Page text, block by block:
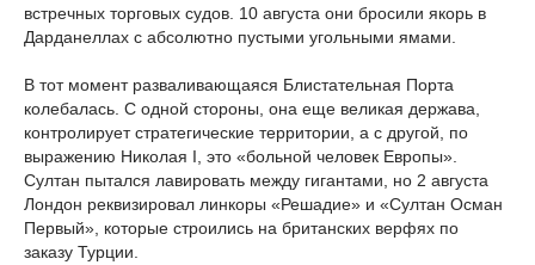
встречных торговых судов. 10 августа они бросили якорь в
Дарданеллах с абсолютно пустыми угольными ямами.
В тот момент разваливающаяся Блистательная Порта
колебалась. С одной стороны, она еще великая держава,
контролирует стратегические территории, а с другой, по
выражению Николая I, это «больной человек Европы».
Султан пытался лавировать между гигантами, но 2 августа
Лондон реквизировал линкоры «Решадие» и «Султан Осман
Первый», которые строились на британских верфях по
заказу Турции.